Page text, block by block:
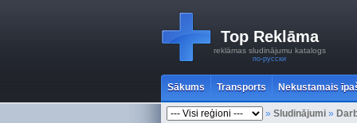
Top Reklāma
reklāmas sludinājumu katalogs
по-русски
Sākums Transports Nekustamais
» Sludinājumi »